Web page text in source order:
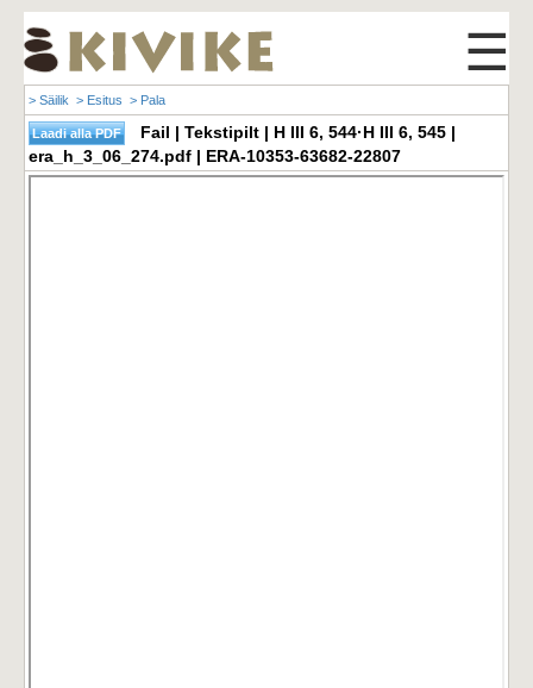
☰
> Säilik > Esitus > Pala
Fail | Tekstipilt | H III 6, 544·H III 6, 545 |
era_h_3_06_274.pdf | ERA-10353-63682-22807